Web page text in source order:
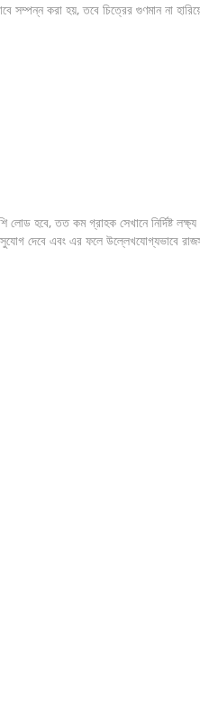
করা হয়, তবে চিত্রের গুণমান না
হবে, তত কম গ্রাহক সেখানে নির্দিষ্ট
দেবে এবং এর ফলে উল্লেখযোগ্যভাবে